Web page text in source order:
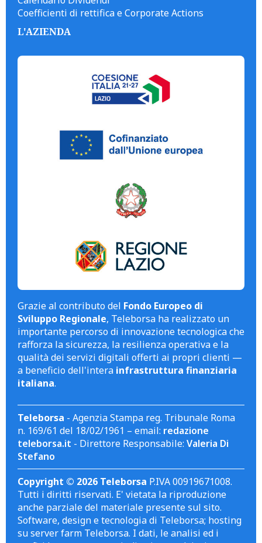
Coefficienti di rettifica e Corporate Actions
L'AZIENDA
Grazie al contributo del Fondo Europeo di
Sviluppo Regionale, Teleborsa ha realizzato un
importante percorso di innovazione tecnologica che
rafforza la sicurezza, la resilienza operativa e la
qualità dei servizi digitali offerti ai propri clienti —
a beneficio dell'intera infrastruttura finanziaria
italiana.
Teleborsa - Agenzia Stampa reg. Tribunale Roma
n. 169/61 del 18/02/1961 – email: redazione
teleborsa.it - Direttore Responsabile: Valeria Di
Stefano
Copyright © 2026 Teleborsa P.IVA 00919671008.
Tutti i diritti riservati. E' vietata la riproduzione
anche parziale del materiale presente sul sito.
Software, design e tecnologia di Teleborsa; hosting
su server farm Teleborsa. I dati, le analisi ed i